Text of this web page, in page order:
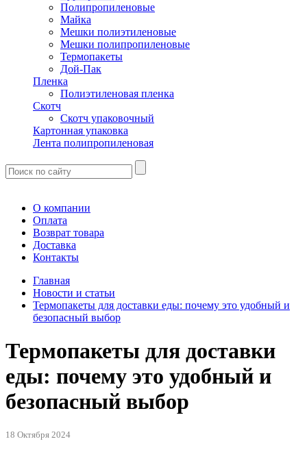
Полипропиленовые
Майка
Мешки полиэтиленовые
Мешки полипропиленовые
Термопакеты
Дой-Пак
Пленка
Полиэтиленовая пленка
Скотч
Скотч упаковочный
Картонная упаковка
Лента полипропиленовая
О компании
Оплата
Возврат товара
Доставка
Контакты
Главная
Новости и статьи
Термопакеты для доставки еды: почему это удобный и
безопасный выбор
Термопакеты для доставки
еды: почему это удобный и
безопасный выбор
18 Октября 2024